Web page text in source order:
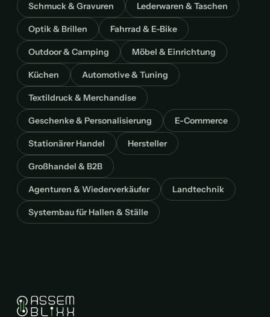
Schmuck & Gravuren Lederwaren & Taschen
Optik & Brillen Fahrrad & E-Bike
Outdoor & Camping Möbel & Einrichtung
Küchen Automotive & Tuning
Textildruck & Merchandise
Geschenke & Personalisierung E-Commerce
Stationärer Handel Hersteller
Großhandel & B2B
Agenturen & Wiederverkäufer Landtechnik
Systembau für Hallen & Ställe